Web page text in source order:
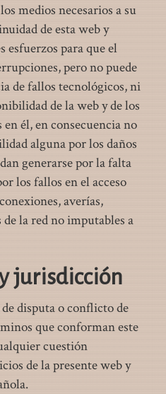
medios necesarios a su
de esta web y
esfuerzos para que el
pero no puede
de fallos tecnológicos, ni
de la web y de los
él, en consecuencia no
alguna por los daños
generarse por la falta
los fallos en el acceso
averías,
de la red no imputables a
jurisdicción
disputa o conflicto de
que conforman este
cuestión
de la presente web y